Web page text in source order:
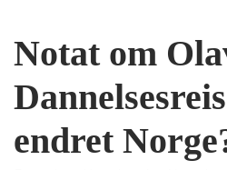
Notat om
endret